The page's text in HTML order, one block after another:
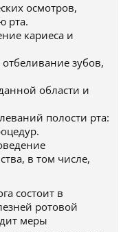
осмотров,
рта.
кариеса и
зубов,
области и
полости рта:
в том числе,
состоит в
ротовой
меры